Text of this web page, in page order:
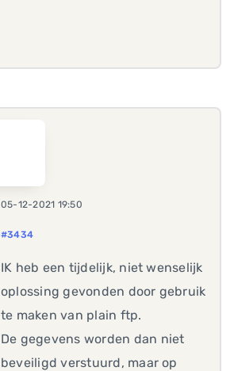
05-12-2021 19:50
#3434
IK heb een tijdelijk, niet wenselijk
oplossing gevonden door gebruik
te maken van plain ftp.
De gegevens worden dan niet
beveiligd verstuurd, maar op